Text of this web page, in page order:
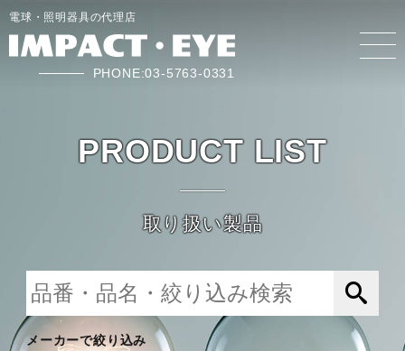
電球・照明器具の代理店
PHONE:03-5763-0331
PRODUCT LIST
取り扱い製品
メーカーで絞り込み